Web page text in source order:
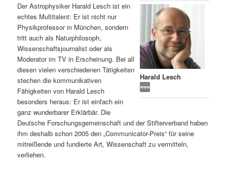
h
a
l
t
s
p
r
I
n
h
a
l
t
s
Harald Lesch
Der Astrophysiker Harald Lesch ist ein
echtes Multitalent: Er ist nicht nur
Physikprofessor in München, sondern
tritt auch als Naturphilosoph,
Wissenschaftsjournalist oder als
Moderator im TV in Erscheinung. Bei all
diesen vielen verschiedenen Tätigkeiten
stechen die kommunikativen
Fähigkeiten von Harald Lesch
besonders heraus: Er ist einfach ein
ganz wunderbarer Erklärbär. Die
Deutsche Forschungsgemeinschaft und der Stifterverband haben
ihm deshalb schon 2005 den „Communicator-Preis“ für seine
mitreißende und fundierte Art, Wissenschaft zu vermitteln,
verliehen.